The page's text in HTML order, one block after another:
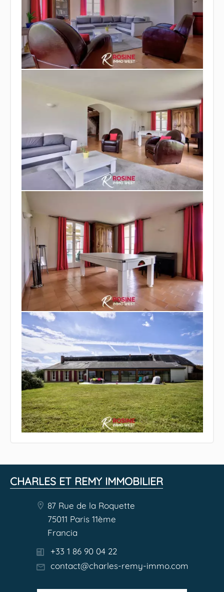
CHARLES ET REMY IMMOBILIER
87 Rue de la Roquette
75011 Paris 11ème
Francia
+33 1 86 90 04 22
contact@charles-remy-immo.com